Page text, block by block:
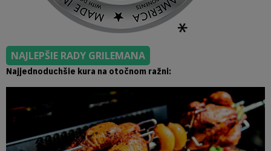
NAJLEPŠIE RADY GRILEMANA
Najjednoduchšie kura na otočnom ražni: